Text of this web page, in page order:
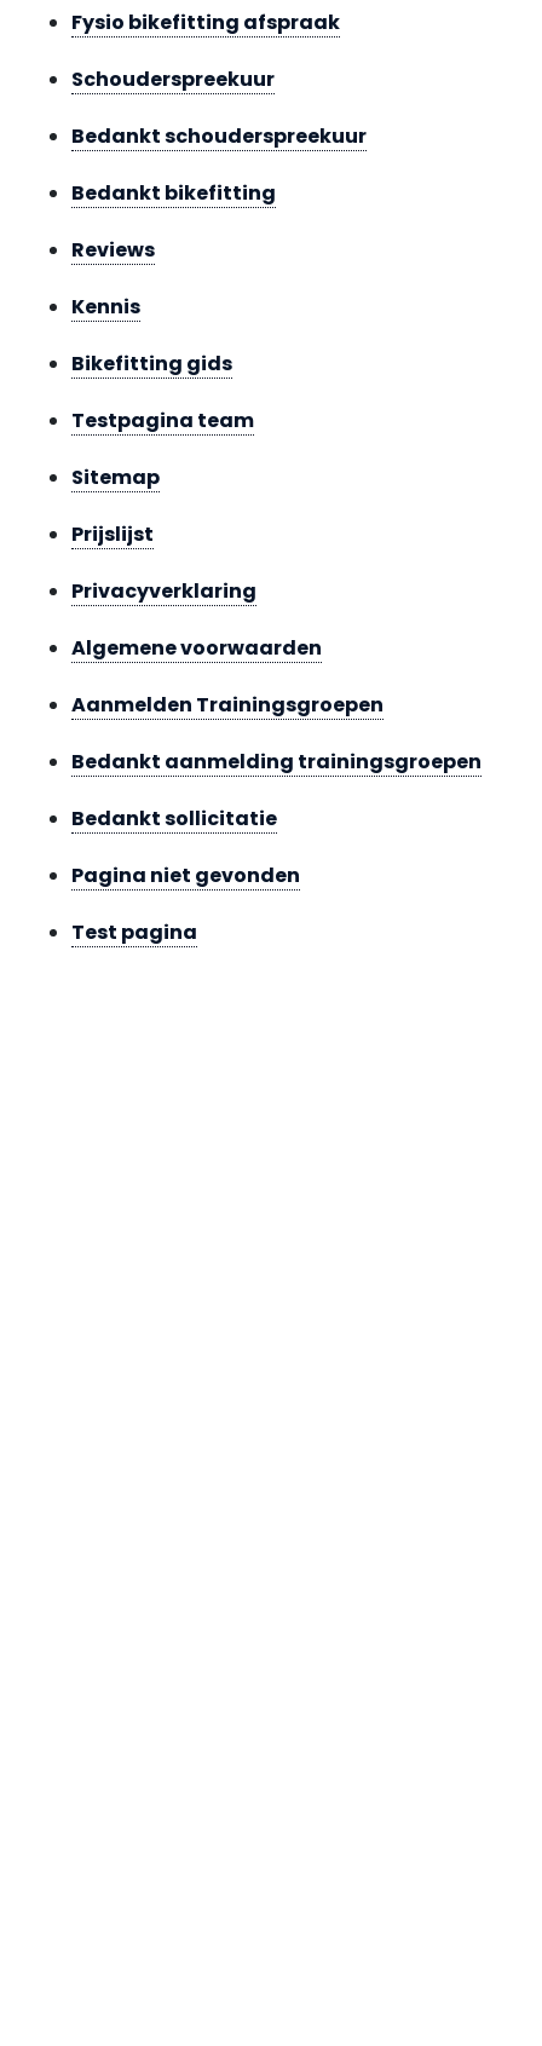
Fysio bikefitting afspraak
Schouderspreekuur
Bedankt schouderspreekuur
Bedankt bikefitting
Reviews
Kennis
Bikefitting gids
Testpagina team
Sitemap
Prijslijst
Privacyverklaring
Algemene voorwaarden
Aanmelden Trainingsgroepen
Bedankt aanmelding trainingsgroepen
Bedankt sollicitatie
Pagina niet gevonden
Test pagina